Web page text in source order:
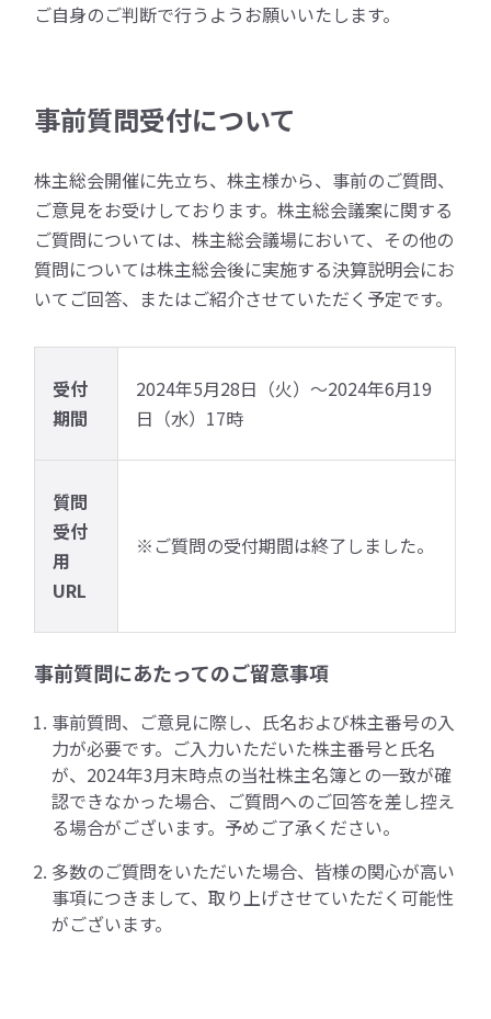
ご自身のご判断で行うようお願いいたします。
事前質問受付について
株主総会開催に先立ち、株主様から、事前のご質問、
ご意見をお受けしております。株主総会議案に関する
ご質問については、株主総会議場において、その他の
質問については株主総会後に実施する決算説明会にお
いてご回答、またはご紹介させていただく予定です。
受付
期間
2024年5月28日（火）～2024年6月19
日（水）17時
質問
受付
用
URL
※ご質問の受付期間は終了しました。
事前質問にあたってのご留意事項
事前質問、ご意見に際し、氏名および株主番号の入
力が必要です。ご入力いただいた株主番号と氏名
が、2024年3月末時点の当社株主名簿との一致が確
認できなかった場合、ご質問へのご回答を差し控え
る場合がございます。予めご了承ください。
多数のご質問をいただいた場合、皆様の関心が高い
事項につきまして、取り上げさせていただく可能性
がございます。